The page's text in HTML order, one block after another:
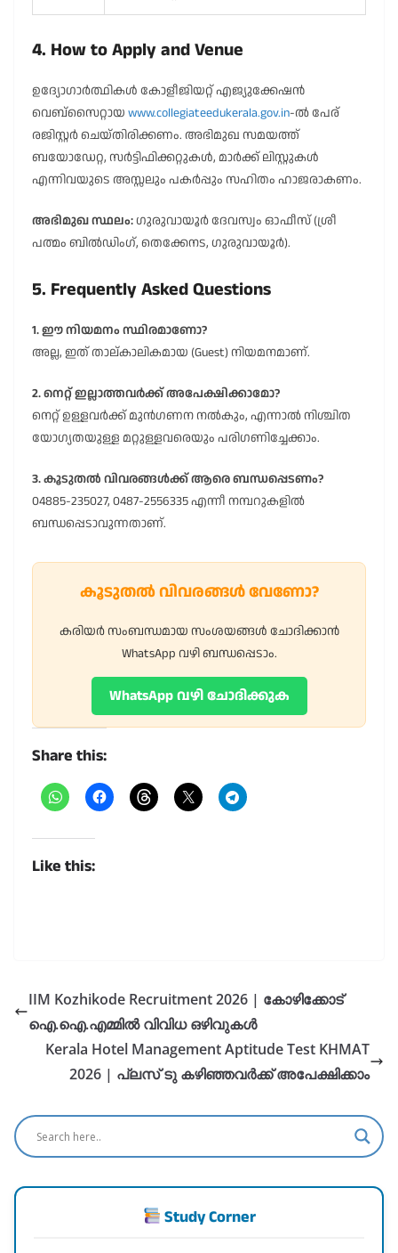
4. How to Apply and Venue
ഉദ്യോഗാർത്ഥികൾ കോളീജിയറ്റ് എജ്യുക്കേഷൻ
വെബ്സൈറ്റായ www.collegiateedukerala.gov.in-ൽ പേര്
രജിസ്റ്റർ ചെയ്തിരിക്കണം. അഭിമുഖ സമയത്ത്
ബയോഡേറ്റ, സർട്ടിഫിക്കറ്റുകൾ, മാർക്ക് ലിസ്റ്റുകൾ
എന്നിവയുടെ അസ്സലും പകർപ്പും സഹിതം ഹാജരാകണം.
അഭിമുഖ സ്ഥലം:ഗുരുവായൂർ ദേവസ്വം ഓഫീസ് (ശ്രീ
പത്മം ബിൽഡിംഗ്, തെക്കേനട, ഗുരുവായൂർ).
5. Frequently Asked Questions
1. ഈ നിയമനം സ്ഥിരമാണോ?
അല്ല, ഇത് താല്കാലികമായ (Guest) നിയമനമാണ്.
2. നെറ്റ് ഇല്ലാത്തവർക്ക് അപേക്ഷിക്കാമോ?
നെറ്റ് ഉള്ളവർക്ക് മുൻഗണന നൽകും, എന്നാൽ നിശ്ചിത
യോഗ്യതയുള്ള മറ്റുള്ളവരെയും പരിഗണിച്ചേക്കാം.
3. കൂടുതൽ വിവരങ്ങൾക്ക് ആരെ ബന്ധപ്പെടണം?
04885-235027, 0487-2556335 എന്നീ നമ്പറുകളിൽ
ബന്ധപ്പെടാവുന്നതാണ്.
കൂടുതൽ വിവരങ്ങൾ വേണോ?
കരിയർ സംബന്ധമായ സംശയങ്ങൾ ചോദിക്കാൻ
WhatsApp വഴി ബന്ധപ്പെടാം.
WhatsApp വഴി ചോദിക്കുക
Share this:
Like this:
IIM Kozhikode Recruitment 2026 | കോഴിക്കോട്
ഐ.ഐ.എമ്മിൽ വിവിധ ഒഴിവുകൾ
Kerala Hotel Management Aptitude Test KHMAT
2026 | പ്ലസ് ടു കഴിഞ്ഞവർക്ക് അപേക്ഷിക്കാം
Study Corner